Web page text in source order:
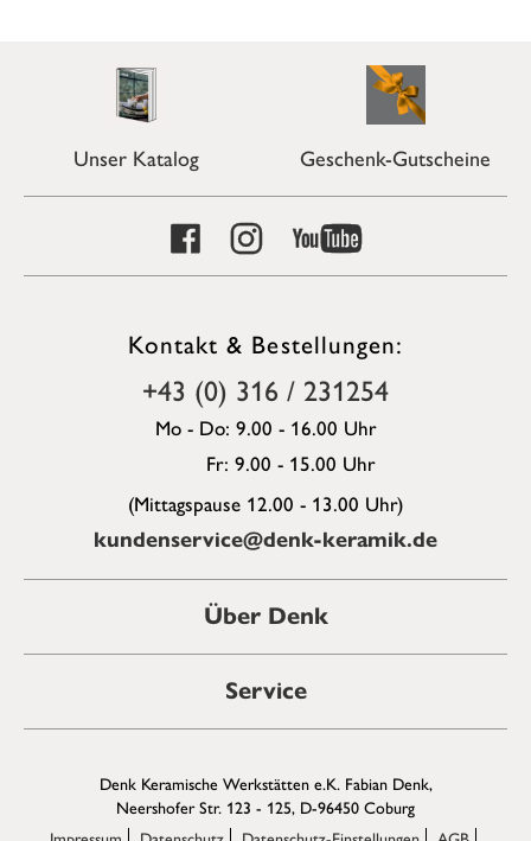
Unser Katalog Geschenk-Gutscheine
Kontakt & Bestellungen:
+43 (0) 316 / 231254
Mo - Do: 9.00 - 16.00 Uhr
Fr: 9.00 - 15.00 Uhr
(Mittagspause 12.00 - 13.00 Uhr)
kundenservice@denk-keramik.de
Über Denk
Service
Denk Keramische Werkstätten e.K. Fabian Denk,
Neershofer Str. 123 - 125, D-96450 Coburg